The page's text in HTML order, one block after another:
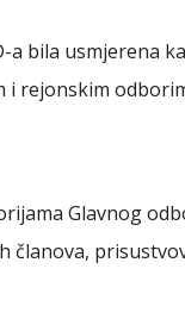
a bila usmjerena
i rejonskim
Glavnog
članova,